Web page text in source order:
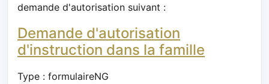
demande d'autorisation suivant :
Demande d'autorisation
d'instruction dans la famille
Type : formulaireNG